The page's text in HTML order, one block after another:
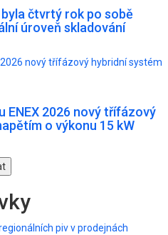
čtvrtý rok po sobě
úroveň skladování
nový třífázový hybridní systém
ENEX 2026 nový třífázový
o výkonu 15 kW
piv v prodejnách